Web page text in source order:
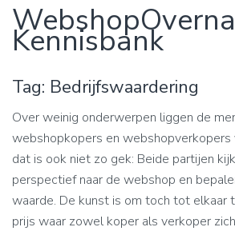
Kennisbank
Tag: Bedrijfswaardering
Over weinig onderwerpen liggen de
webshopkopers en webshopverkopers
dat is ook niet zo gek: Beide partijen
perspectief naar de webshop en
waarde. De kunst is om toch tot elkaar
prijs waar zowel koper als verkoper